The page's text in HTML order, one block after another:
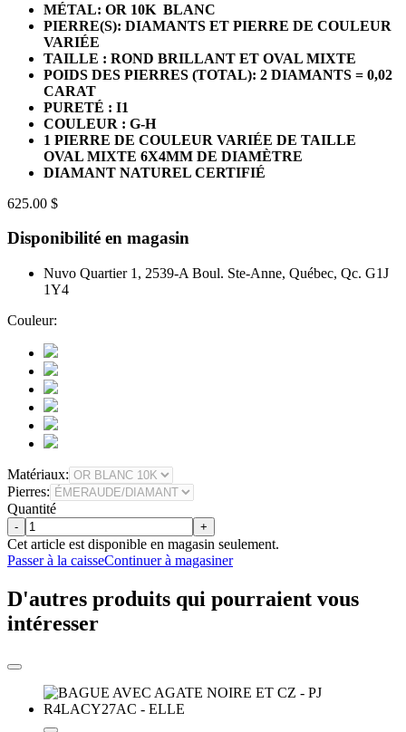
MÉTAL: OR 10K BLANC
PIERRE(S): DIAMANTS ET PIERRE DE COULEUR
VARIÉE
TAILLE : ROND BRILLANT ET OVAL MIXTE
POIDS DES PIERRES (TOTAL): 2 DIAMANTS = 0,02
CARAT
PURETÉ : I1
COULEUR : G-H
1 PIERRE DE COULEUR VARIÉE DE TAILLE
OVAL MIXTE 6X4MM DE DIAMÈTRE
DIAMANT NATUREL CERTIFIÉ
625.00 $
Disponibilité en magasin
Nuvo Quartier 1, 2539-A Boul. Ste-Anne, Québec, Qc. G1J
1Y4
Couleur:
Matériaux:
Pierres:
Quantité
- +
Cet article est disponible en magasin seulement.
Passer à la caisseContinuer à magasiner
D'autres produits qui pourraient vous
intéresser